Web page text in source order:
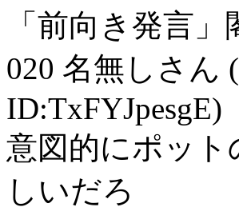
「前向き発言
020 名無しさん
ID:TxFYJpesgE)
意図的にポッ
しいだろ